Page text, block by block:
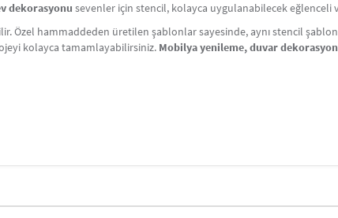
dekorasyonu sevenler için stencil, kolayca uygulanabilecek eğlenceli
Özel hammaddeden üretilen şablonlar sayesinde, aynı stencil
kolayca tamamlayabilirsiniz. Mobilya yenileme, duvar